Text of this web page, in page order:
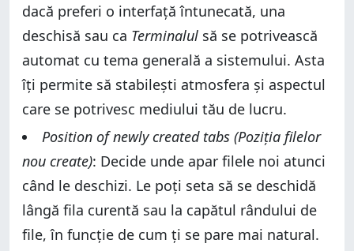
dacă preferi o interfață întunecată, una
deschisă sau ca Terminalul să se potrivească
automat cu tema generală a sistemului. Asta
îți permite să stabilești atmosfera și aspectul
care se potrivesc mediului tău de lucru.
Position of newly created tabs (Poziția filelor
nou create): Decide unde apar filele noi atunci
când le deschizi. Le poți seta să se deschidă
lângă fila curentă sau la capătul rândului de
file, în funcție de cum ți se pare mai natural.